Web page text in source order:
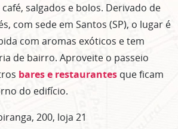
salgados e bolos. Derivado de
com sede em Santos (SP), o lugar é
com aromas exóticos e tem
de bairro. Aproveite o passeio
bares e restaurantes que ficam
do edifício.
200, loja 21
quia nobis nihil tempora praesentium distinctio, id, quibusdam est.